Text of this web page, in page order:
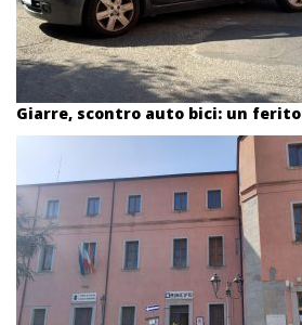
Giarre, scontro auto bici: un ferito